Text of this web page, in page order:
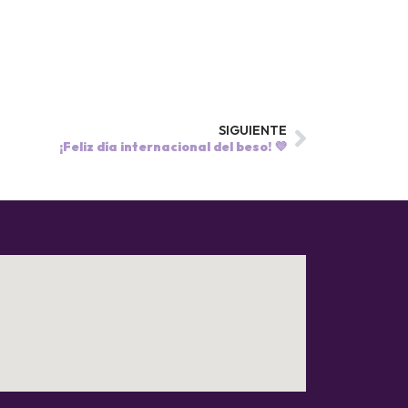
SIGUIENTE
¡Feliz día internacional del beso! 💜